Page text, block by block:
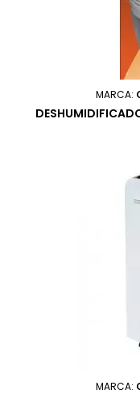
MARCA:
MARCA: